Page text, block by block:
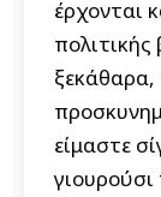
έρχονται
ξεκάθαρα,
είμαστε